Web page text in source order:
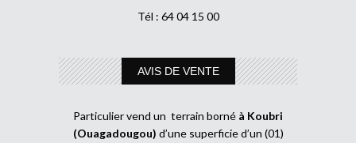
Tél : 64 04 15 00
AVIS DE VENTE
Particulier vend un terrain borné à Koubri
(Ouagadougou) d’une superficie d’un (01)